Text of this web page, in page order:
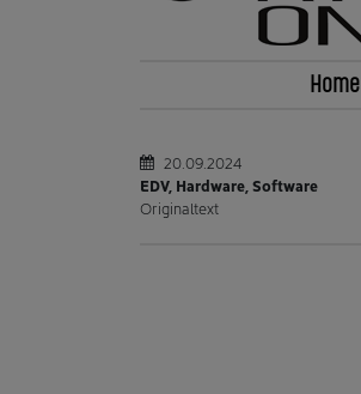
Home
20.09.2024
EDV, Hardware, Software
Originaltext